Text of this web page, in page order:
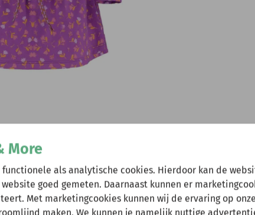
er even tussenuit!
kun je wel gewoon een bestelling plaatsen maar deze
More
als analytische cookies. Hierdoor kan de
goed gemeten. Daarnaast kunnen er
Met marketingcookies kunnen wij de ervaring op
maken. We kunnen je namelijk nuttige